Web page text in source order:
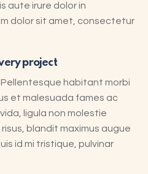
aute irure dolor in
dolor sit amet, consectetur
project
habitant morbi
et malesuada fames ac
ligula non molestie
blandit maximus augue
id mi tristique, pulvinar